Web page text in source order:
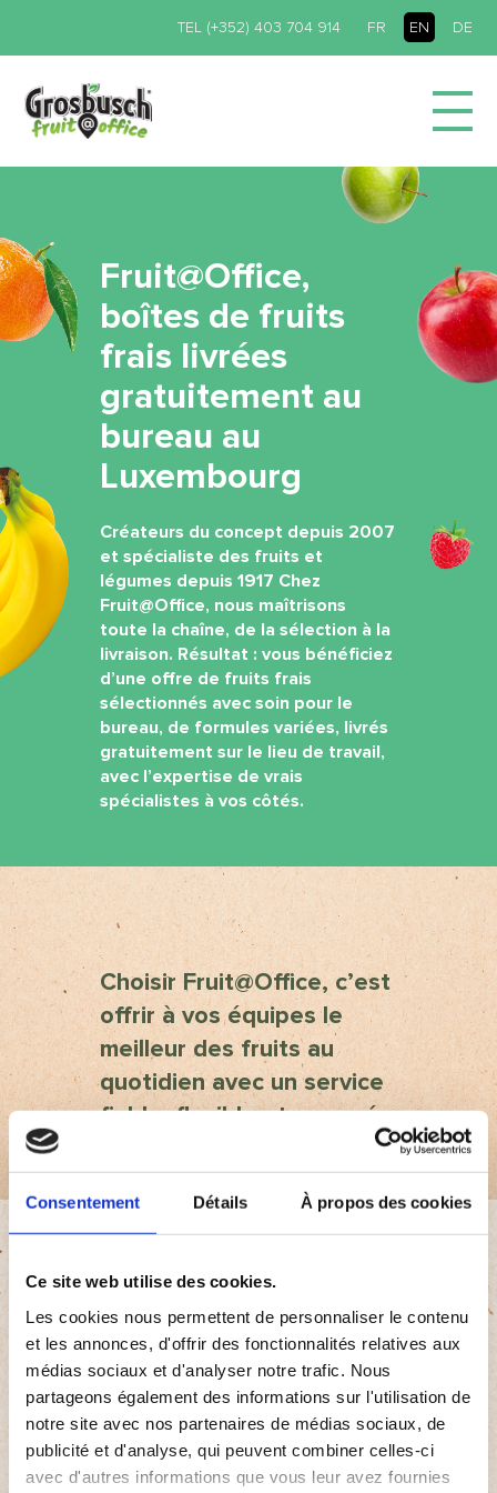
Consentement Détails À propos des cookies
Ce site web utilise des cookies.
Les cookies nous permettent de personnaliser le contenu
et les annonces, d'offrir des fonctionnalités relatives aux
médias sociaux et d'analyser notre trafic. Nous
partageons également des informations sur l'utilisation de
notre site avec nos partenaires de médias sociaux, de
publicité et d'analyse, qui peuvent combiner celles-ci
avec d'autres informations que vous leur avez fournies
FR EN DE
TEL (+352) 403 704 914
Fruit@Office,
boîtes de fruits
frais livrées
gratuitement au
bureau au
Luxembourg
Créateurs du concept depuis 2007
et spécialiste des fruits et
légumes depuis 1917 Chez
Fruit@Office, nous maîtrisons
toute la chaîne, de la sélection à la
livraison. Résultat : vous bénéficiez
d’une offre de fruits frais
sélectionnés avec soin pour le
bureau, de formules variées, livrés
gratuitement sur le lieu de travail,
avec l’expertise de vrais
spécialistes à vos côtés.
Choisir Fruit@Office, c’est
offrir à vos équipes le
meilleur des fruits au
quotidien avec un service
fiable, flexible et engagé.
Pourquoi choisir
Fruit@Office pour vos
fruits au bureau au
Luxembourg ?